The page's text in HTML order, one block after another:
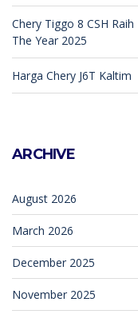
Chery Tiggo 8 CSH
The Year 2025
Harga Chery J6T Kaltim
ARCHIVE
August 2026
March 2026
December 2025
November 2025